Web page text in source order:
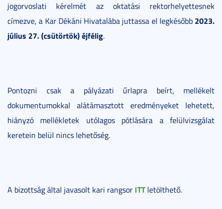
jogorvoslati kérelmét az oktatási rektorhelyettesnek
címezve, a Kar Dékáni Hivatalába juttassa el legkésőbb 2023.
július 27. (csütörtök) éjfélig.
Pontozni csak a pályázati űrlapra beírt, mellékelt
dokumentumokkal alátámasztott eredményeket lehetett,
hiányzó mellékletek utólagos pótlására a felülvizsgálat
keretein belül nincs lehetőség.
A bizottság által javasolt kari rangsor ITTletölthető.